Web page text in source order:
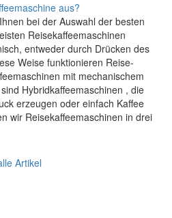
aus?
bei der Auswahl der besten
Reisekaffeemaschinen
entweder durch Drücken des
Weise funktionieren Reise-
mit mechanischem
Hybridkaffeemaschinen , die
erzeugen oder einfach Kaffee
wir Reisekaffeemaschinen in drei
Artikel